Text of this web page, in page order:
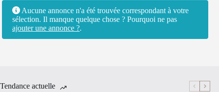
Aucune annonce n'a été trouvée correspondant à votre
sélection. Il manque quelque chose ? Pourquoi ne pas
ajouter une annonce ?.
Tendance actuelle